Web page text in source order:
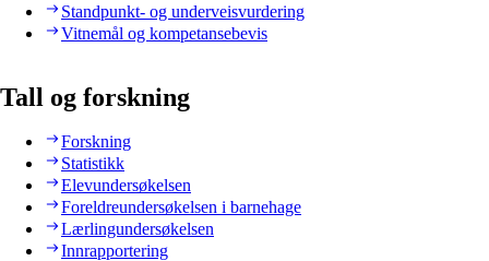
Standpunkt- og underveisvurdering
Vitnemål og kompetansebevis
Tall og forskning
Forskning
Statistikk
Elevundersøkelsen
Foreldreundersøkelsen i barnehage
Lærlingundersøkelsen
Innrapportering